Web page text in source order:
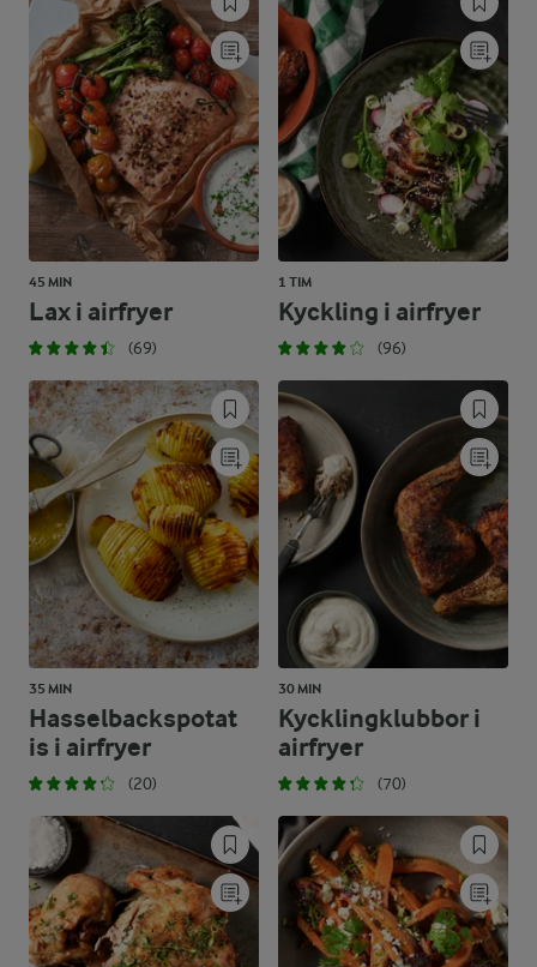
45 MIN
Lax i airfryer
(69)
1 TIM
Kyckling i airfryer
(96)
35 MIN
Hasselbackspotat
is i airfryer
(20)
30 MIN
Kycklingklubbor i
airfryer
(70)